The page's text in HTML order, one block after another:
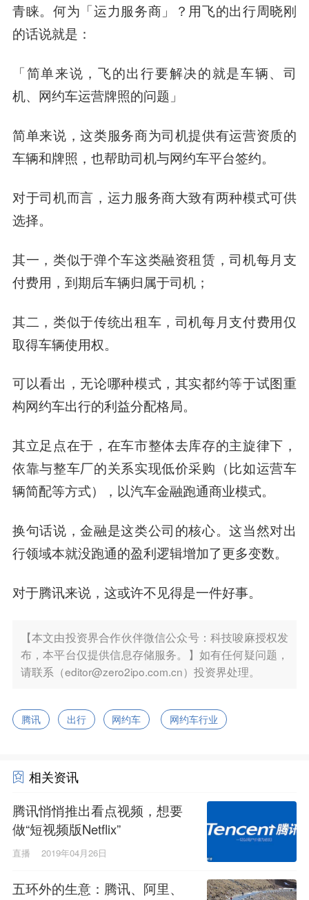
青睐。何为「运力服务商」？用飞的出行周晓刚
的话说就是：
「简单来说，飞的出行要解决的就是车辆、司
机、网约车运营牌照的问题」
简单来说，这类服务商为司机提供有运营资质的
车辆和牌照，也帮助司机与网约车平台签约。
对于司机而言，运力服务商大致有两种模式可供
选择。
其一，类似于弹个车这类融资租赁，司机每月支
付费用，到期后车辆归属于司机；
其二，类似于传统出租车，司机每月支付费用仅
取得车辆使用权。
可以看出，无论哪种模式，其实都约等于试图重
构网约车出行的利益分配格局。
其立足点在于，在车市整体去库存的主旋律下，
依靠与整车厂的关系实现低价采购（比如运营车
辆简配等方式），以汽车金融跑通商业模式。
换句话说，金融是这类公司的核心。这当然对出
行领域本就没跑通的盈利逻辑增加了更多变数。
对于腾讯来说，这或许不见得是一件好事。
【本文由投资界合作伙伴微信公众号：科技唆麻授权发
布，本平台仅提供信息存储服务。】如有任何疑问题，
请联系（editor@zero2ipo.com.cn）投资界处理。
腾讯 出行 网约车 网约车行业
相关资讯
腾讯悄悄推出看点视频，想要
做“短视频版Netflix”
直播 2019年04月26日
五环外的生意：腾讯、阿里、